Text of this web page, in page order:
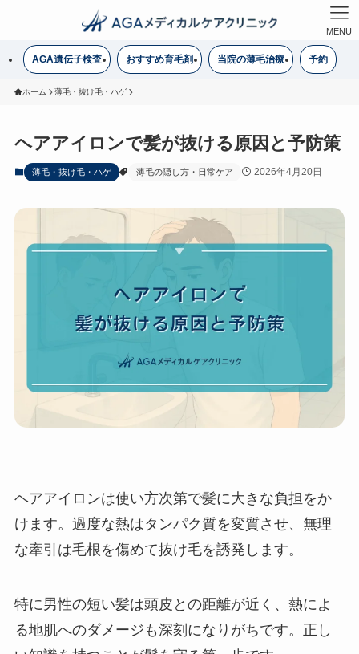
MENU
AGA遺伝子検査 おすすめ育毛剤 当院の薄毛治療 予約
ホーム 薄毛・抜け毛・ハゲ
ヘアアイロンで髪が抜ける原因と予防策
薄毛・抜け毛・ハゲ 薄毛の隠し方・日常ケア 2026年4月20日
ヘアアイロンは使い方次第で髪に大きな負担をか
けます。過度な熱はタンパク質を変質させ、無理
な牽引は毛根を傷めて抜け毛を誘発します。
特に男性の短い髪は頭皮との距離が近く、熱によ
る地肌へのダメージも深刻になりがちです。正し